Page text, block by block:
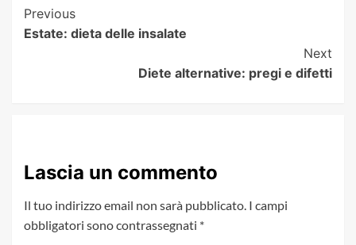
Post
Navigation
Previous
Estate: dieta delle insalate
Next
Diete alternative: pregi e difetti
Lascia un commento
Il tuo indirizzo email non sarà pubblicato. I campi
obbligatori sono contrassegnati *